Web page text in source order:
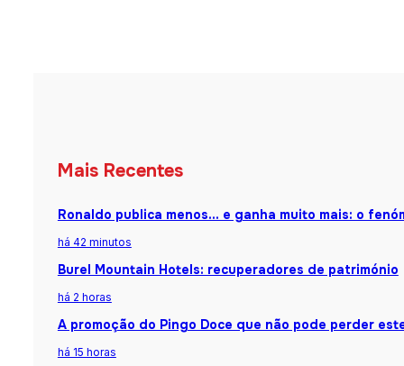
Mais Recentes
Ronaldo publica menos… e ganha muito mais: o
há 42 minutos
Burel Mountain Hotels: recuperadores de património
há 2 horas
A promoção do Pingo Doce que não pode perder
há 15 horas